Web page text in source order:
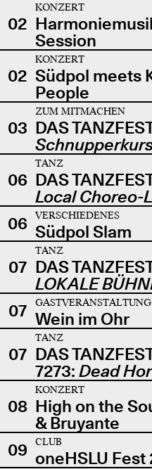
02
KONZERT
Session
02
KONZERT
Südpol meets
People
03
ZUM MITMACHEN
DAS
06
TANZ
DAS
Local Choreo-
06
VERSCHIEDENES
Südpol Slam
07
TANZ
DAS
LOKALE
07
GASTVERANSTALTUNG
Wein im Ohr
07
TANZ
DAS
7273: Dead
08
KONZERT
High on the
& Bruyante
09
CLUB
oneHSLU Fest